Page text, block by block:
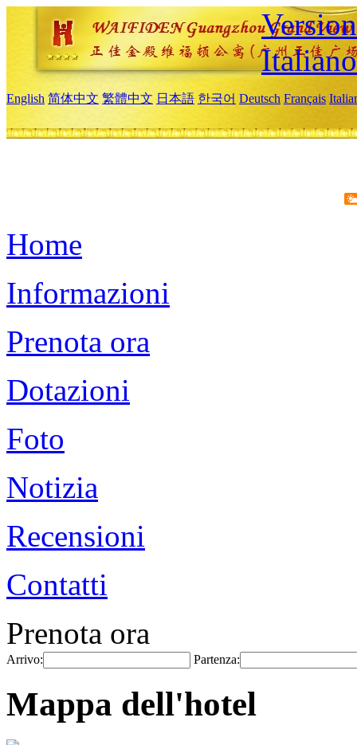
Italiano
English 简体中文 繁體中文 日本語 한국어 Deutsch Français
Home
Informazioni
Prenota ora
Dotazioni
Foto
Notizia
Recensioni
Contatti
Prenota ora
Arrivo: Partenza:
Mappa dell'hotel